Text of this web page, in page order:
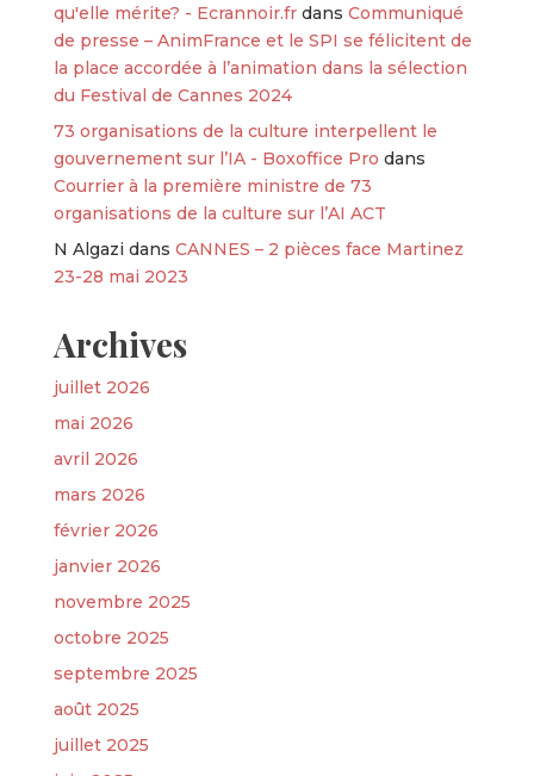
qu'elle mérite? - Ecrannoir.frdans Communiqué
de presse – AnimFrance et le SPI se félicitent de
la place accordée à l’animation dans la sélection
du Festival de Cannes 2024
73 organisations de la culture interpellent le
gouvernement sur l’IA - Boxoffice Pro dans
Courrier à la première ministre de 73
organisations de la culture sur l’AI ACT
N Algazi dans CANNES – 2 pièces face Martinez
23-28 mai 2023
Archives
juillet 2026
mai 2026
avril 2026
mars 2026
février 2026
janvier 2026
novembre 2025
octobre 2025
septembre 2025
août 2025
juillet 2025